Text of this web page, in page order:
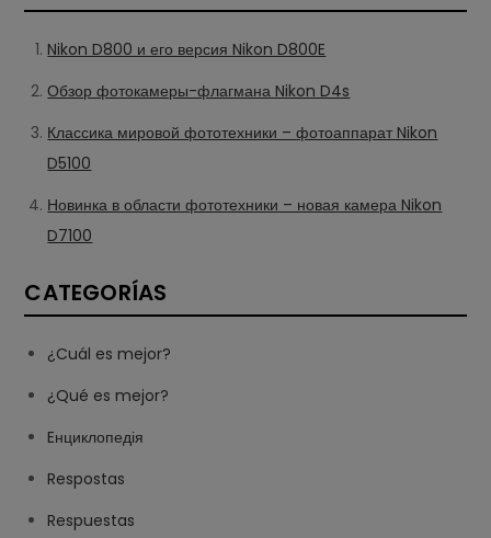
Nikon D800 и его версия Nikon D800E
Обзор фотокамеры-флагмана Nikon D4s
Классика мировой фототехники – фотоаппарат Nikon
D5100
Новинка в области фототехники – новая камера Nikon
D7100
CATEGORÍAS
¿Cuál es mejor?
¿Qué es mejor?
Eнциклопедія
Respostas
Respuestas